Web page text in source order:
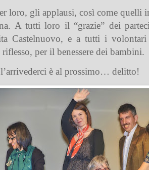
gli applausi, così come quelli
A tutti loro il “grazie” dei
Castelnuovo, e a tutti i
per il benessere dei bambini.
è al prossimo… delitto!